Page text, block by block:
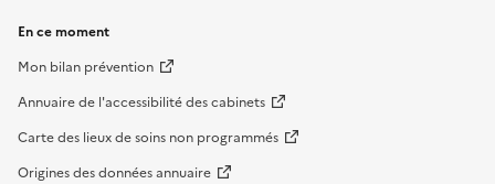
En ce moment
Mon bilan prévention
Annuaire de l'accessibilité des cabinets
Carte des lieux de soins non programmés
Origines des données annuaire